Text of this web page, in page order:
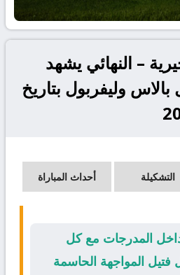
– النهائي يشهد
وليفربول بتاريخ
التشكيلة أحداث المباراة
المدرجات مع كل
المواجهة الحاسمة